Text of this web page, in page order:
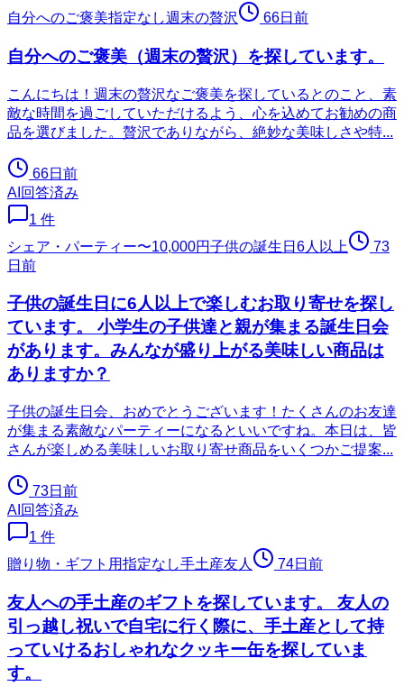
自分へのご褒美指定なし週末の贅沢 66日前
自分へのご褒美（週末の贅沢）を探しています。
こんにちは！週末の贅沢なご褒美を探しているとのこと、素
敵な時間を過ごしていただけるよう、心を込めてお勧めの商
品を選びました。贅沢でありながら、絶妙な美味しさや特...
66日前
AI回答済み
1 件
シェア・パーティー〜10,000円子供の誕生日 6人以上
73
日前
子供の誕生日に6人以上で楽しむお取り寄せを探し
ています。 小学生の子供達と親が集まる誕生日会
があります。みんなが盛り上がる美味しい商品は
ありますか？
子供の誕生日会、おめでとうございます！たくさんのお友達
が集まる素敵なパーティーになるといいですね。本日は、皆
さんが楽しめる美味しいお取り寄せ商品をいくつかご提案...
73日前
AI回答済み
1 件
贈り物・ギフト用指定なし手土産友人 74日前
友人への手土産のギフトを探しています。 友人の
引っ越し祝いで自宅に行く際に、手土産として持
っていけるおしゃれなクッキー缶を探していま
す。